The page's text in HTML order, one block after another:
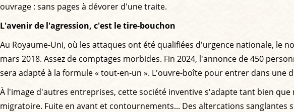
ouvrage : sans pages à dévorer d'une traite.
L'avenir de l'agression, c'est le tire-bouchon
Au Royaume-Uni, où les attaques ont été qualifiées d'urgence nationale, le
mars 2018. Assez de comptages morbides. Fin 2024, l'annonce de 450
sera adapté à la formule « tout-en-un ». L'ouvre-boîte pour entrer dans une
À l'image d'autres entreprises, cette société inventive s'adapte tant bien
migratoire. Fuite en avant et contournements... Des altercations